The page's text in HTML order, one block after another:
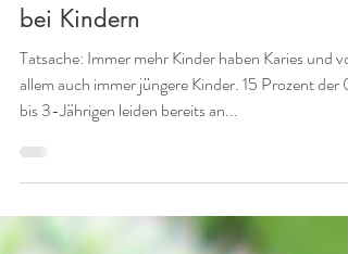
KINDERGESUNDHEIT STÄRKEN
Löcher in den Zähnen - Karies
bei Kindern
Tatsache: Immer mehr Kinder haben Karies und vor
allem auch immer jüngere Kinder. 15 Prozent der 0